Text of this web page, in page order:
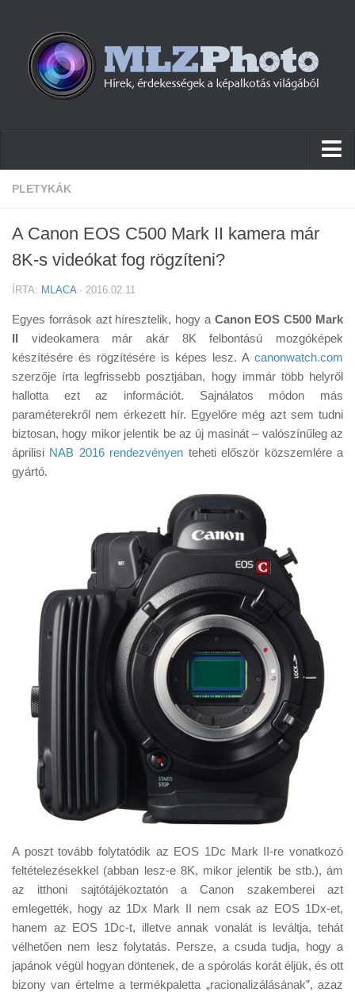
Hírek
Cikkek
Tudástár
Tanácsok
Érdekességek
Helyszíni Riport
E-BB
PLETYKÁK
A Canon EOS C500 Mark II kamera már
8K-s videókat fog rögzíteni?
ÍRTA: MLACA· 2016.02.11
Egyes források azt híresztelik, hogy a Canon EOS C500 Mark
II videokamera már akár 8K felbontású mozgóképek
készítésére és rögzítésére is képes lesz. A canonwatch.com
szerzője írta legfrissebb posztjában, hogy immár több helyről
hallotta ezt az információt. Sajnálatos módon más
paraméterekről nem érkezett hír. Egyelőre még azt sem tudni
biztosan, hogy mikor jelentik be az új masinát – valószínűleg az
áprilisi NAB 2016 rendezvényen teheti először közszemlére a
gyártó.
A poszt tovább folytatódik az EOS 1Dc Mark II-re vonatkozó
feltételezésekkel (abban lesz-e 8K, mikor jelentik be stb.), ám
az itthoni sajtótájékoztatón a Canon szakemberei azt
emlegették, hogy az 1Dx Mark II nem csak az EOS 1Dx-et,
hanem az EOS 1Dc-t, illetve annak vonalát is leváltja, tehát
vélhetően nem lesz folytatás. Persze, a csuda tudja, hogy a
japánok végül hogyan döntenek, de a spórolás korát éljük, és ott
bizony van értelme a termékpaletta „racionalizálásának”, azaz